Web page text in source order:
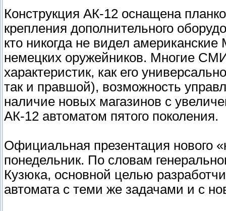
Конструкция АК-12 оснащена
крепления дополнительного
кто никогда не видел
немецких оружейников. Многие
характеристик, как его
так и правшой), возможность
наличие новых магазинов с
АК-12 автоматом пятого поколения.
Официальная презентация нового
понедельник. По словам
Кузюка, основной целью
автомата с теми же задачами и с